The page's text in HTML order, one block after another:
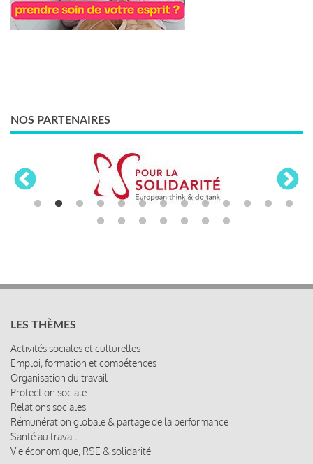
NOS PARTENAIRES
LES THÈMES
Activités sociales et culturelles
Emploi, formation et compétences
Organisation du travail
Protection sociale
Relations sociales
Rémunération globale & partage de la performance
Santé au travail
Vie économique, RSE & solidarité